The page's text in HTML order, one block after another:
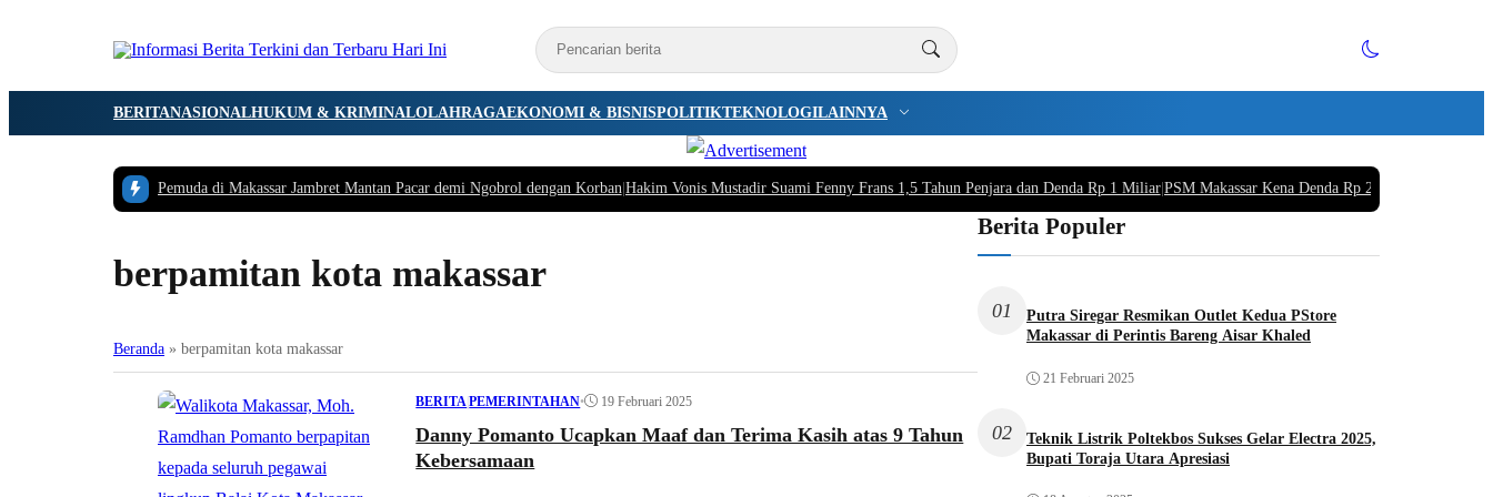
BERITANASIONALHUKUM & KRIMINALOLAHRAGAEKONOMI & BISNISPOLITIKTEKNOLOGILAINNYA
Pemuda di Makassar Jambret Mantan Pacar demi Ngobrol dengan Korban Hakim Vonis Mustadir Suami Fenny Frans 1,5 Tahun Penjara dan Denda Rp 1 Miliar| PSM Makassar Kena Denda Rp 220 Juta Buntut
berpamitan kota makassar
Beranda » berpamitan kota makassar
BERITA|PEMERINTAHAN• 19 Februari 2025
Danny Pomanto Ucapkan Maaf dan Terima Kasih atas 9 Tahun
Kebersamaan
Berita Populer
01
Putra Siregar Resmikan Outlet Kedua PStore
Makassar di Perintis Bareng Aisar Khaled
21 Februari 2025
02
Teknik Listrik Poltekbos Sukses Gelar Electra 2025,
Bupati Toraja Utara Apresiasi